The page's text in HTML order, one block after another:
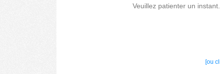
Veuillez patienter un
[ou